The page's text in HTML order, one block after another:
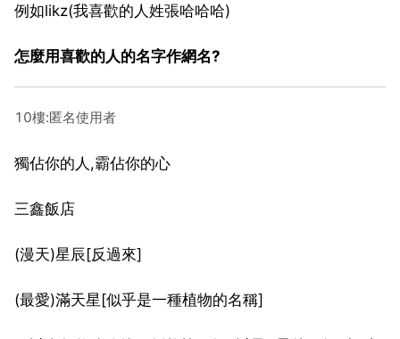
例如likz(我喜歡的人姓張哈哈哈)
怎麼用喜歡的人的名字作網名?
10樓:匿名使用者
獨佔你的人,霸佔你的心
三鑫飯店
(漫天)星辰[反過來]
(最愛)滿天星[似乎是一種植物的名稱]